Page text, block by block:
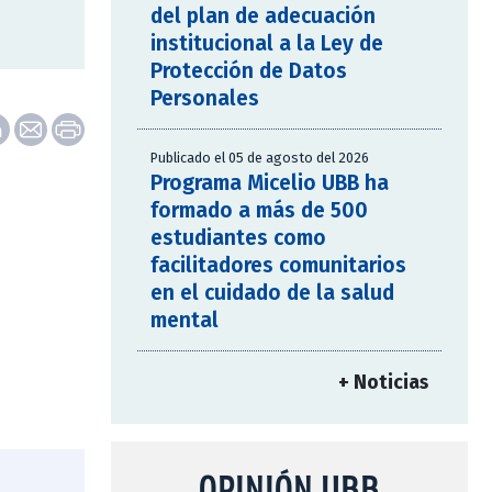
del plan de adecuación
institucional a la Ley de
Protección de Datos
Personales
Publicado el 05 de agosto del 2026
Programa Micelio UBB ha
formado a más de 500
estudiantes como
facilitadores comunitarios
en el cuidado de la salud
mental
+ Noticias